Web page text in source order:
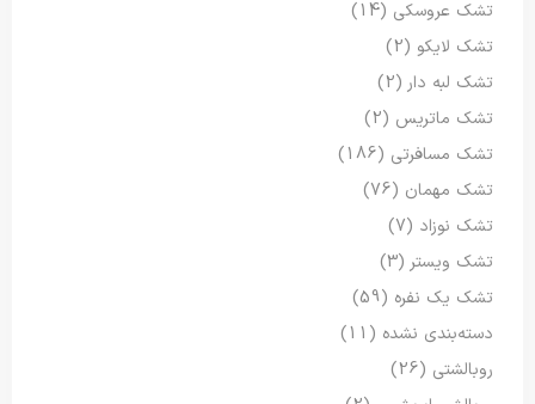
تشک عروسکی (14)
تشک لایکو (2)
تشک لبه دار (2)
تشک ماتریس (2)
تشک مسافرتی (186)
تشک مهمان (76)
تشک نوزاد (7)
تشک ویستر (3)
تشک یک نفره (59)
دسته‌بندی نشده (11)
روبالشتی (26)